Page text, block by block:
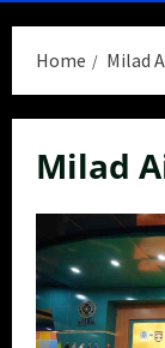
Home Milad
Milad